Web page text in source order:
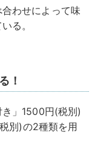
わせによって味
る。
！
」1500円(税別)
別)の2種類を用